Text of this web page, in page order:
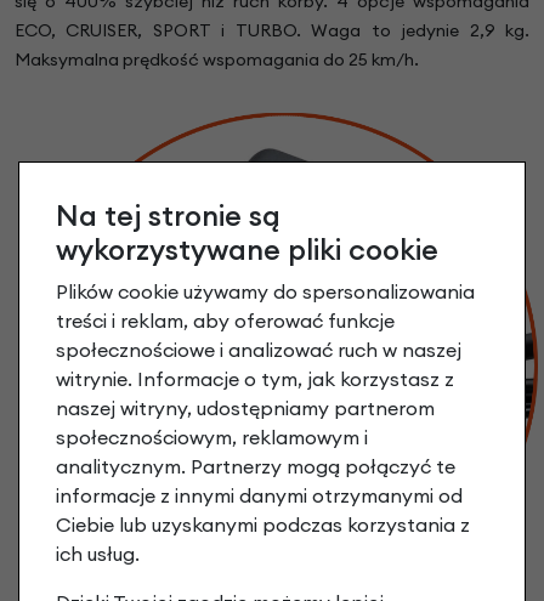
ECO, CRUISER, SPORT i TURBO. Waga to jedynie 2,9 kg.
Maksymalna prędkość wspomagania do 25 km/h.
Na tej stronie są
wykorzystywane pliki cookie
Plików cookie używamy do spersonalizowania
treści i reklam, aby oferować funkcje
społecznościowe i analizować ruch w naszej
witrynie. Informacje o tym, jak korzystasz z
naszej witryny, udostępniamy partnerom
społecznościowym, reklamowym i
analitycznym. Partnerzy mogą połączyć te
informacje z innymi danymi otrzymanymi od
Ciebie lub uzyskanymi podczas korzystania z
ich usług.